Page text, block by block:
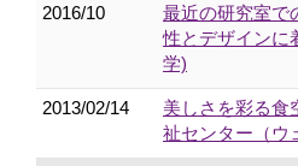
2016/10
最近の研究室で
性とデザインに
学)
2013/02/14
美しさを彩る食
祉センター（ウ